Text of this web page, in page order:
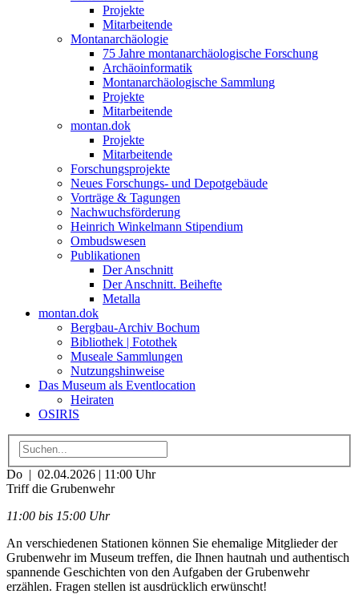
Projekte
Mitarbeitende
Montanarchäologie
75 Jahre montanarchäologische Forschung
Archäoinformatik
Montanarchäologische Sammlung
Projekte
Mitarbeitende
montan.dok
Projekte
Mitarbeitende
Forschungsprojekte
Neues Forschungs- und Depotgebäude
Vorträge & Tagungen
Nachwuchsförderung
Heinrich Winkelmann Stipendium
Ombudswesen
Publikationen
Der Anschnitt
Der Anschnitt. Beihefte
Metalla
montan.dok
Bergbau-Archiv Bochum
Bibliothek | Fotothek
Museale Sammlungen
Nutzungshinweise
Das Museum als Eventlocation
Heiraten
OSIRIS
Do | 02.04.2026 | 11:00 Uhr
Triff die Grubenwehr
11:00 bis 15:00 Uhr
An verschiedenen Stationen können Sie ehemalige Mitglieder der
Grubenwehr im Museum treffen, die Ihnen hautnah und authentisch
spannende Geschichten von den Aufgaben der Grubenwehr
erzählen. Fragen stellen ist ausdrücklich erwünscht!